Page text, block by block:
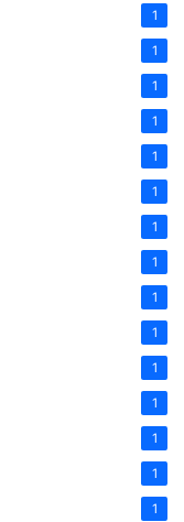
1
1
1
1
1
1
1
1
1
1
1
1
1
1
1